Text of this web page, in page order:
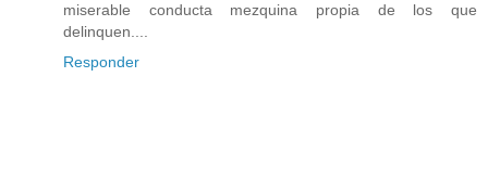
miserable conducta mezquina propia de los que
delinquen....
Responder